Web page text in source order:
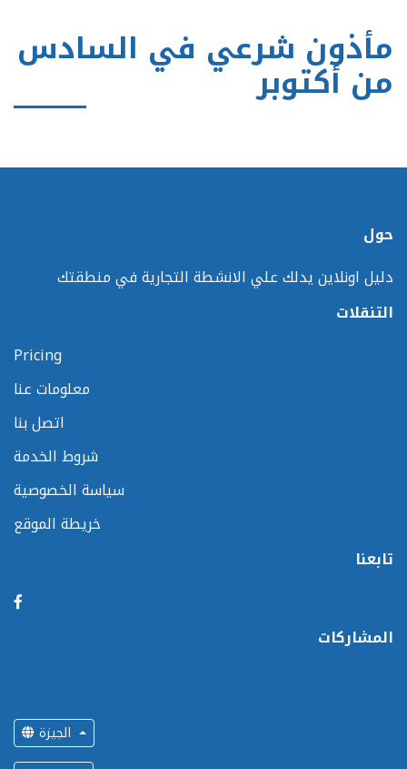
مأذون شرعي في السادس
من أكتوبر
حول
دليل اونلاين يدلك علي الانشطة التجارية في منطقتك
التنقلات
Pricing
معلومات عنا
اتصل بنا
شروط الخدمة
سياسة الخصوصية
خريطة الموقع
تابعنا
المشاركات